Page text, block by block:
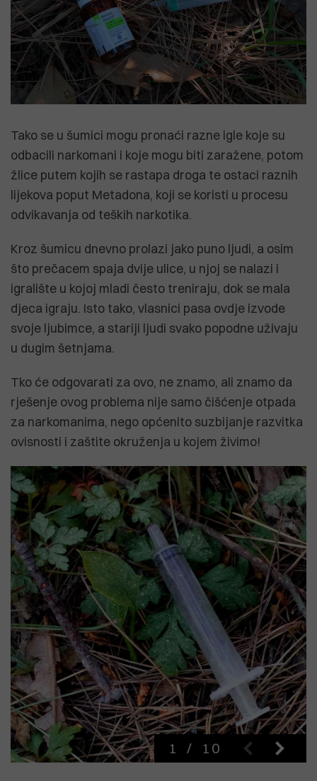
Tako se u šumici mogu pronaći razne igle koje su
odbacili narkomani i koje mogu biti zaražene, potom
žlice putem kojih se rastapa droga te ostaci raznih
lijekova poput Metadona, koji se koristi u procesu
odvikavanja od teških narkotika.
Kroz šumicu dnevno prolazi jako puno ljudi, a osim
što prečacem spaja dvije ulice, u njoj se nalazi i
igralište u kojoj mladi često treniraju, dok se mala
djeca igraju. Isto tako, vlasnici pasa ovdje izvode
svoje ljubimce, a stariji ljudi svako popodne uživaju
u dugim šetnjama.
Tko će odgovarati za ovo, ne znamo, ali znamo da
rješenje ovog problema nije samo čišćenje otpada
za narkomanima, nego općenito suzbijanje razvitka
ovisnosti i zaštite okruženja u kojem živimo!
1 / 10